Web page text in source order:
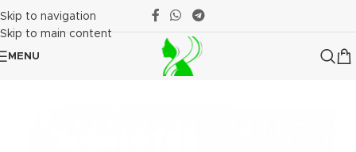
Skip to navigation
Skip to main content
MENU